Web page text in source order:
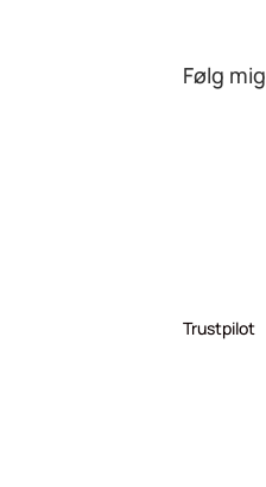
Følg mig
Trustpilot